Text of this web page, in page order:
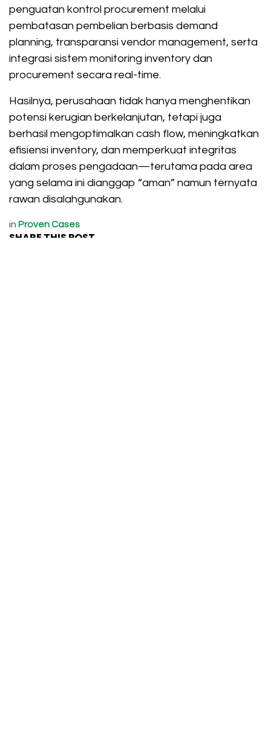
penguatan kontrol procurement melalui
pembatasan pembelian berbasis demand
planning, transparansi vendor management, serta
integrasi sistem monitoring inventory dan
procurement secara real-time.
Hasilnya, perusahaan tidak hanya menghentikan
potensi kerugian berkelanjutan, tetapi juga
berhasil mengoptimalkan cash flow, meningkatkan
efisiensi inventory, dan memperkuat integritas
dalam proses pengadaan—terutama pada area
yang selama ini dianggap “aman” namun ternyata
rawan disalahgunakan.
in Proven Cases
SHARE THIS POST